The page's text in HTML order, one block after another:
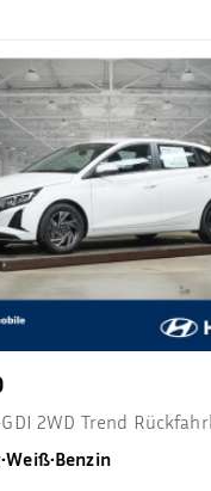
GDI 2WD Trend
•Weiß•Benzin